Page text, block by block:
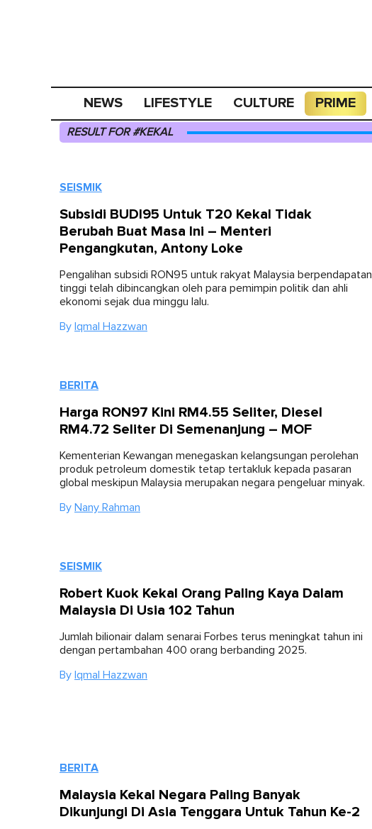
NEWS LIFESTYLE CULTURE PRIME
RESULT FOR #KEKAL
SEISMIK
Subsidi BUDI95 Untuk T20 Kekal Tidak
Berubah Buat Masa Ini – Menteri
Pengangkutan, Antony Loke
Pengalihan subsidi RON95 untuk rakyat Malaysia berpendapatan
tinggi telah dibincangkan oleh para pemimpin politik dan ahli
ekonomi sejak dua minggu lalu.
By Iqmal Hazzwan
BERITA
Harga RON97 Kini RM4.55 Seliter, Diesel
RM4.72 Seliter Di Semenanjung – MOF
Kementerian Kewangan menegaskan kelangsungan perolehan
produk petroleum domestik tetap tertakluk kepada pasaran
global meskipun Malaysia merupakan negara pengeluar minyak.
By Nany Rahman
SEISMIK
Robert Kuok Kekal Orang Paling Kaya Dalam
Malaysia Di Usia 102 Tahun
Jumlah bilionair dalam senarai Forbes terus meningkat tahun ini
dengan pertambahan 400 orang berbanding 2025.
By Iqmal Hazzwan
BERITA
Malaysia Kekal Negara Paling Banyak
Dikunjungi Di Asia Tenggara Untuk Tahun Ke-2